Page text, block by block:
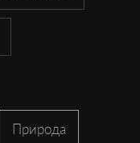
Природа